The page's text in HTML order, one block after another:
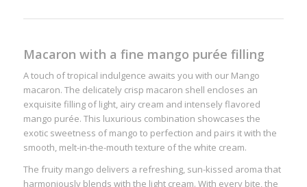
Macaron with a fine mango purée filling
A touch of tropical indulgence awaits you with our Mango
macaron. The delicately crisp macaron shell encloses an
exquisite filling of light, airy cream and intensely flavored
mango purée. This luxurious combination showcases the
exotic sweetness of mango to perfection and pairs it with the
smooth, melt-in-the-mouth texture of the white cream.
The fruity mango delivers a refreshing, sun-kissed aroma that
harmoniously blends with the light cream. With every bite, the